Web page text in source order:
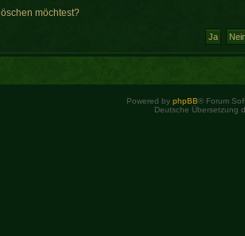
möchtest?
Powered by phpBB® Forum
Deutsche Übersetzung